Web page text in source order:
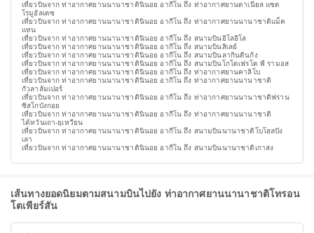
เที่ยวบินจาก ท่าอากาศยานนานาชาตินินอย อากีโน ถึง ท่าอากาศยานดาเนียล แซด
โรมูอัลเดซ
เที่ยวบินจาก ท่าอากาศยานนานาชาตินินอย อากีโน ถึง ท่าอากาศยานนานาชาติแม็ค
แทน
เที่ยวบินจาก ท่าอากาศยานนานาชาตินินอย อากีโน ถึง สนามบินอิโลอิโล
เที่ยวบินจาก ท่าอากาศยานนานาชาตินินอย อากีโน ถึง สนามบินสิเลย์
เที่ยวบินจาก ท่าอากาศยานนานาชาตินินอย อากีโน ถึง สนามบินลากินดินกัง
เที่ยวบินจาก ท่าอากาศยานนานาชาตินินอย อากีโน ถึง สนามบินโกโดเฟรโด พี รามอส
เที่ยวบินจาก ท่าอากาศยานนานาชาตินินอย อากีโน ถึง ท่าอากาศยานคาลิโบ
เที่ยวบินจาก ท่าอากาศยานนานาชาตินินอย อากีโน ถึง ท่าอากาศยานนานาชาติ
กัวลาลัมเปอร์
เที่ยวบินจาก ท่าอากาศยานนานาชาตินินอย อากีโน ถึง ท่าอากาศยานนานาชาติฟราน
ซิสโกบังกอย
เที่ยวบินจาก ท่าอากาศยานนานาชาตินินอย อากีโน ถึง ท่าอากาศยานนานาชาติ
ไต้หวันเถา-ยฺเหวียน
เที่ยวบินจาก ท่าอากาศยานนานาชาตินินอย อากีโน ถึง สนามบินนานาชาติโบโฮลปัง
เลา
เที่ยวบินจาก ท่าอากาศยานนานาชาตินินอย อากีโน ถึง สนามบินนานาชาติเกาสง
เส้นทางยอดนิยมตามสนามบินไปยัง ท่าอากาศยานนานาชาติโทรอน
โตเพียร์สัน